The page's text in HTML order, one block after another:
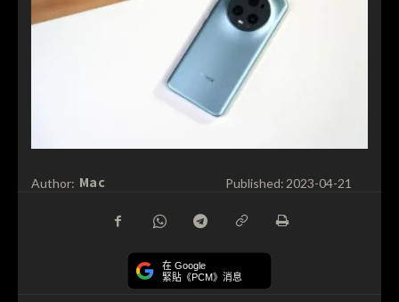
Author: Mac Published: 2023-04-21
在 Google
緊貼《PCM》消息